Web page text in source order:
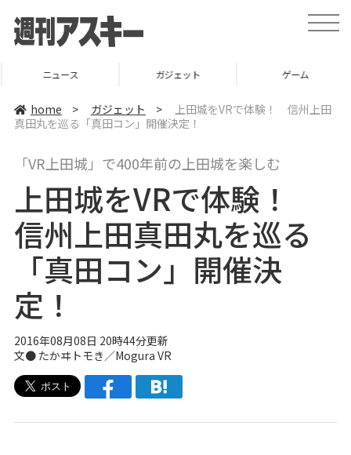
t
o
v
ニュース ガジェット ゲーム
home > ガジェット >
上田城をVRで体験！ 信州上田
真田丸を巡る「真田コン」開催決定！
「VR上田城」で400年前の上田城を楽しむ
上田城をVRで体験！
信州上田真田丸を巡る
「真田コン」開催決
定！
2016年08月08日 20時44分更新
文● たかヰトモき／Mogura VR